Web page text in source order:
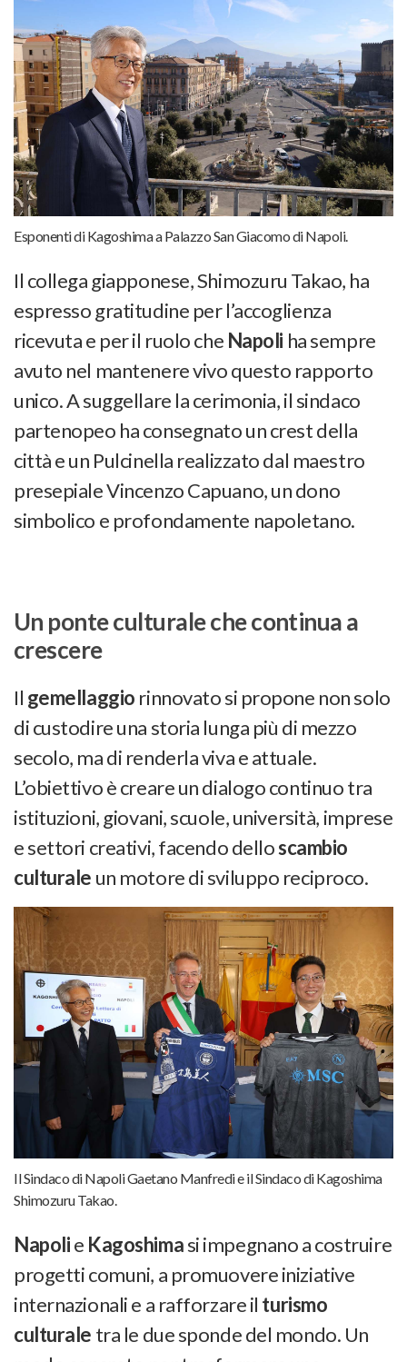
Esponenti di Kagoshima a Palazzo San Giacomo di Napoli.
Il collega giapponese, Shimozuru Takao, ha
espresso gratitudine per l’accoglienza
ricevuta e per il ruolo che Napoli ha sempre
avuto nel mantenere vivo questo rapporto
unico. A suggellare la cerimonia, il sindaco
partenopeo ha consegnato un crest della
città e un Pulcinella realizzato dal maestro
presepiale Vincenzo Capuano, un dono
simbolico e profondamente napoletano.
Un ponte culturale che continua a
crescere
Il gemellaggio rinnovato si propone non solo
di custodire una storia lunga più di mezzo
secolo, ma di renderla viva e attuale.
L’obiettivo è creare un dialogo continuo tra
istituzioni, giovani, scuole, università, imprese
e settori creativi, facendo delloscambio
culturale un motore di sviluppo reciproco.
Il Sindaco di Napoli Gaetano Manfredi e il Sindaco di Kagoshima
Shimozuru Takao.
Napolie Kagoshimasi impegnano a costruire
progetti comuni, a promuovere iniziative
internazionali e a rafforzare il turismo
culturale tra le due sponde del mondo. Un